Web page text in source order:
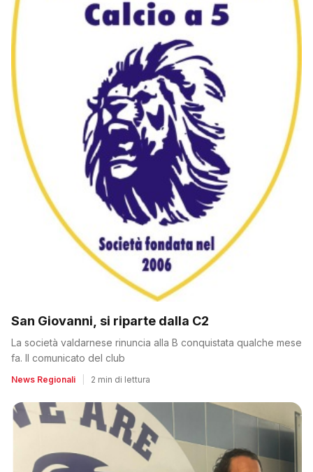
San Giovanni, si riparte dalla C2
La società valdarnese rinuncia alla B conquistata qualche mese
fa. Il comunicato del club
News Regionali 2 min di lettura